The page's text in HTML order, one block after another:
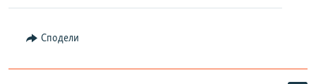
Сподели